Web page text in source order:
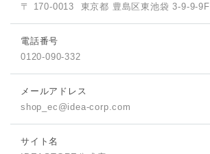
〒 170-0013 東京都 豊島区東池袋 3-9-9-9F
電話番号
0120-090-332
メールアドレス
shop_ec@idea-corp.com
サイト名